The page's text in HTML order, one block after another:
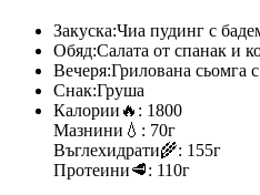
Закуска:Чиа пудинг с
Обяд:Салата от спанак и
Вечеря:Грилована сьомга
Снак:Груша
Калории 🔥: 1800
Мазнини 💧: 70г
Въглехидрати🌾: 155г
Протеини🥩: 110г